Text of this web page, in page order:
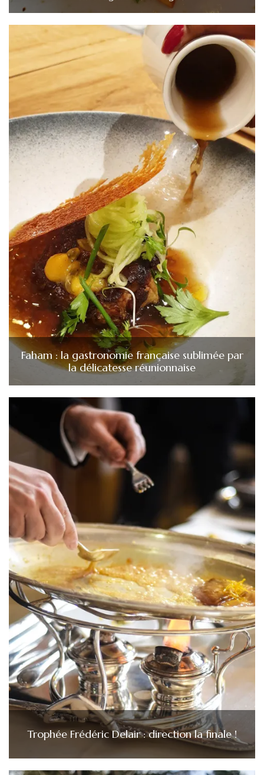
Faham : la gastronomie française sublimée par
la délicatesse réunionnaise
Trophée Frédéric Delair : direction la finale !